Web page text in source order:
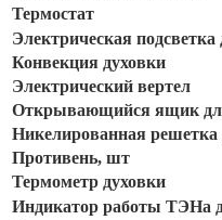
Термостат
Электрическая подсветка
Конвекция духовки
Электрический вертел
Открывающийся ящик
Никелированная
Противень, шт
Термометр духовки
Индикатор работы ТЭНа